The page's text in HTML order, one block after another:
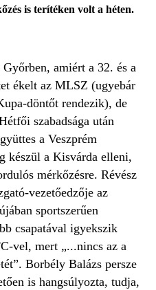
is terítéken volt a héten.
amiért a 32. és a
ékelt az MLSZ (ugyebár
döntőt rendezik), de
szabadsága után
a Veszprém
készül a Kisvárda elleni,
mérkőzésre. Révész
vezetőedzője az
sportszerűen
csapatával igyekszik
vel, mert „...nincs az a
Borbély Balázs persze
is hangsúlyozta, tudja,